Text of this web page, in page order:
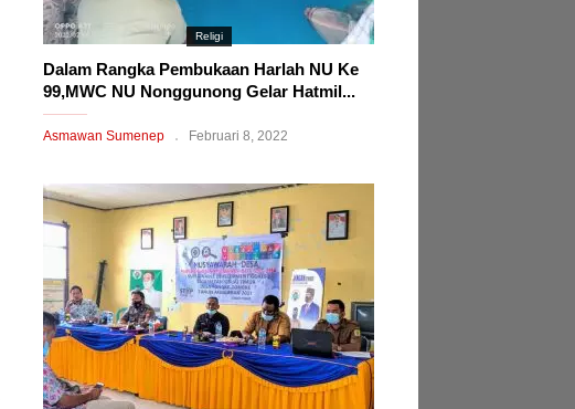
Religi
Dalam Rangka Pembukaan Harlah NU Ke
99,MWC NU Nonggunong Gelar Hatmil...
Asmawan Sumenep Februari 8, 2022